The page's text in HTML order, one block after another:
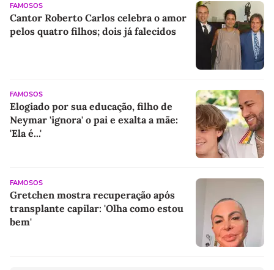
FAMOSOS
Cantor Roberto Carlos celebra o amor
pelos quatro filhos; dois já falecidos
FAMOSOS
Elogiado por sua educação, filho de
Neymar 'ignora' o pai e exalta a mãe:
'Ela é...'
FAMOSOS
Gretchen mostra recuperação após
transplante capilar: 'Olha como estou
bem'